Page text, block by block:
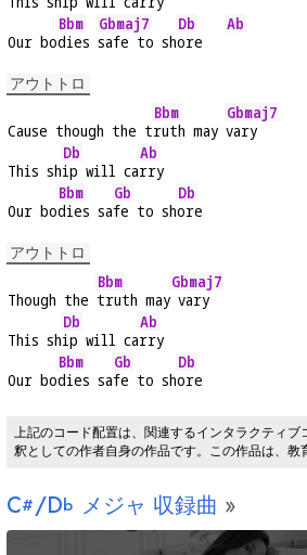
Our bo
Bbm
dies
Gbmaj7
safe to sh
Db
ore
Ab
アウトトロ
Cause though the t
Bbm
ruth may
Gbmaj7
vary
This sh
Db
ip will ca
Ab
rry
Our bo
Bbm
dies sa
Gb
fe to sh
Db
ore
アウトトロ
Though the
Bbm
truth may
Gbmaj7
vary
This sh
Db
ip will ca
Ab
rry
Our bo
Bbm
dies sa
Gb
fe to sh
Db
ore
上記のコード配置は、関連するインタラクティ
釈としての作者自身の作品です。この作品は、教
C#/Db メジャ 収録曲